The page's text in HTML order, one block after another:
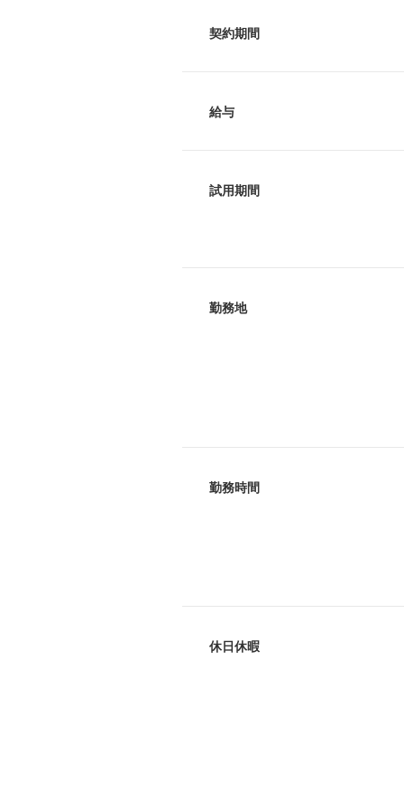
契約期間
給与
試用期間
勤務地
勤務時間
休日休暇